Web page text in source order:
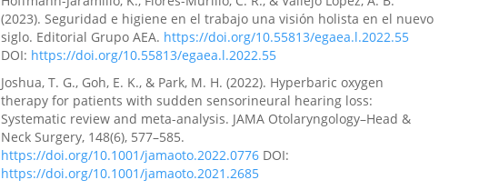
(2023). Seguridad e higiene en el trabajo una visión holista en el nuevo
siglo. Editorial Grupo AEA. https://doi.org/10.55813/egaea.l.2022.55
DOI: https://doi.org/10.55813/egaea.l.2022.55
Joshua, T. G., Goh, E. K., & Park, M. H. (2022). Hyperbaric oxygen
therapy for patients with sudden sensorineural hearing loss:
Systematic review and meta-analysis. JAMA Otolaryngology–Head &
Neck Surgery, 148(6), 577–585.
https://doi.org/10.1001/jamaoto.2022.0776 DOI:
https://doi.org/10.1001/jamaoto.2021.2685